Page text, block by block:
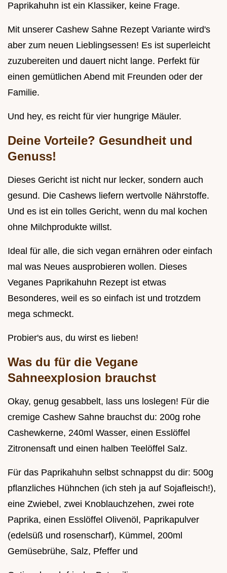
Paprikahuhn ist ein Klassiker, keine Frage.
Mit unserer Cashew Sahne Rezept Variante wird's
aber zum neuen Lieblingsessen! Es ist superleicht
zuzubereiten und dauert nicht lange. Perfekt für
einen gemütlichen Abend mit Freunden oder der
Familie.
Und hey, es reicht für vier hungrige Mäuler.
Deine Vorteile? Gesundheit und
Genuss!
Dieses Gericht ist nicht nur lecker, sondern auch
gesund. Die Cashews liefern wertvolle Nährstoffe.
Und es ist ein tolles Gericht, wenn du mal kochen
ohne Milchprodukte willst.
Ideal für alle, die sich vegan ernähren oder einfach
mal was Neues ausprobieren wollen. Dieses
Veganes Paprikahuhn Rezept ist etwas
Besonderes, weil es so einfach ist und trotzdem
mega schmeckt.
Probier's aus, du wirst es lieben!
Was du für die Vegane
Sahneexplosion brauchst
Okay, genug gesabbelt, lass uns loslegen! Für die
cremige Cashew Sahne brauchst du: 200g rohe
Cashewkerne, 240ml Wasser, einen Esslöffel
Zitronensaft und einen halben Teelöffel Salz.
Für das Paprikahuhn selbst schnappst du dir: 500g
pflanzliches Hühnchen (ich steh ja auf Sojafleisch!),
eine Zwiebel, zwei Knoblauchzehen, zwei rote
Paprika, einen Esslöffel Olivenöl, Paprikapulver
(edelsüß und rosenscharf), Kümmel, 200ml
Gemüsebrühe, Salz, Pfeffer und